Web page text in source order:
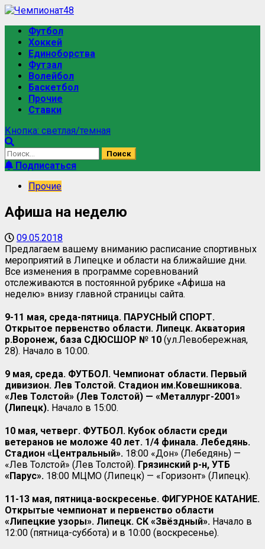
Футбол
Хоккей
Единоборства
Футзал
Волейбол
Баскетбол
Прочие
Ставки
Кнопка: светлая/темная
Подписаться
Прочие
Афиша на неделю
09.05.2018
Предлагаем вашему вниманию расписание спортивных
мероприятий в Липецке и области на ближайшие дни.
Все изменения в программе соревнований
отслеживаются в постоянной рубрике «Афиша на
неделю» внизу главной страницы сайта.
9-11 мая, среда-пятница. ПАРУСНЫЙ СПОРТ.
Открытое первенство области. Липецк. Акватория
р.Воронеж, база СДЮСШОР № 10 (ул.Левобережная,
28). Начало в 10:00.
9 мая, среда. ФУТБОЛ. Чемпионат области. Первый
дивизион. Лев Толстой. Стадион им.Ковешникова.
«Лев Толстой» (Лев Толстой) — «Металлург-2001»
(Липецк). Начало в 15:00.
10 мая, четверг. ФУТБОЛ. Кубок области среди
ветеранов не моложе 40 лет. 1/4 финала. Лебедянь.
Стадион «Центральный». 18:00 «Дон» (Лебедянь) —
«Лев Толстой» (Лев Толстой). Грязинский р-н, УТБ
«Парус». 18:00 МЦМО (Липецк) — «Горизонт» (Липецк).
11-13 мая, пятница-воскресенье. ФИГУРНОЕ КАТАНИЕ.
Открытые чемпионат и первенство области
«Липецкие узоры». Липецк. СК «Звёздный». Начало в
12:00 (пятница-суббота) и в 10:00 (воскресенье).